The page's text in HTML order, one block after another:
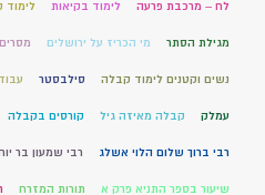
לח – מרכבת פרעה לימוד בקיאות לימוד
מגילת הסתר מי הכריז על ירושלים
נשים וקטנים לימוד קבלה סילבסטר
עמלק קבלה מאיזה גיל קורסים בקבלה
רבי ברוך שלום הלוי אשלג רבי שמעון בר
שיעור בספר התניא פרק א תורות המזרח